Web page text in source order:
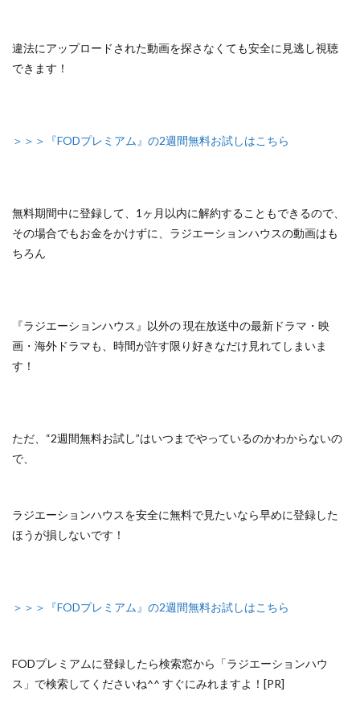
違法にアップロードされた動画を探さなくても安全に見逃し視聴
できます！
＞＞＞『FODプレミアム』の2週間無料お試しはこちら
無料期間中に登録して、1ヶ月以内に解約することもできるので、
その場合でもお金をかけずに、ラジエーションハウスの動画はも
ちろん
『ラジエーションハウス』以外の現在放送中の最新ドラマ・映
画・海外ドラマも、 時間が許す限り好きなだけ見れてしまいま
す！
ただ、 “2週間無料お試し”はいつまでやっているのかわからないの
で、
ラジエーションハウスを安全に無料で見たいなら早めに登録した
ほうが損しないです！
＞＞＞『FODプレミアム』の2週間無料お試しはこちら
FODプレミアムに登録したら検索窓から「ラジエーションハウ
ス」で検索してくださいね^^ すぐにみれますよ！[PR]